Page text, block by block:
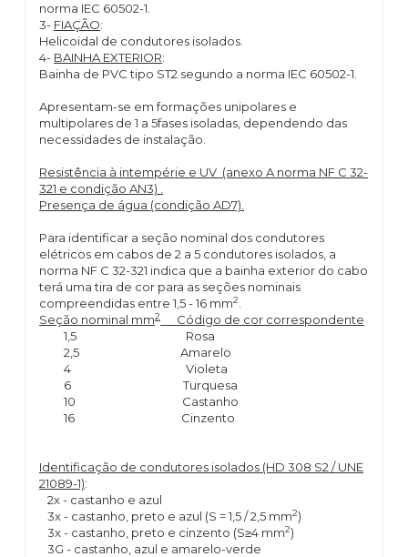
norma IEC 60502-1.
3- FIAÇÃO:
Helicoidal de condutores isolados.
4- BAINHA EXTERIOR:
Bainha de PVC tipo ST2 segundo a norma IEC 60502-1.
Apresentam-se em formações unipolares e
multipolares de 1 a 5fases isoladas, dependendo das
necessidades de instalação.
Resistência à intempérie e UV (anexo A norma NF C 32-
321 e condição AN3) .
Presença de água (condição AD7).
Para identificar a seção nominal dos condutores
elétricos em cabos de 2 a 5 condutores isolados, a
norma NF C 32-321 indica que a bainha exterior do cabo
terá uma tira de cor para as seções nominais
compreendidas entre 1,5 - 16 mm2
Seção nominal mm2
Código de cor correspondente
1,5 Rosa
2,5 Amarelo
4 Violeta
6 Turquesa
10 Castanho
16 Cinzento
Identificação de condutores isolados (HD 308 S2 / UNE
21089-1):
2x - castanho e azul
3x - castanho, preto e azul (S = 1,5 / 2,5 mm2)
3x - castanho, preto e cinzento (S≥4 mm2)
3G - castanho, azul e amarelo-verde